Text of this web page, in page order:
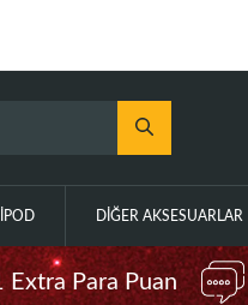
DIĞER AKSESUARLAR
Extra Para Puan